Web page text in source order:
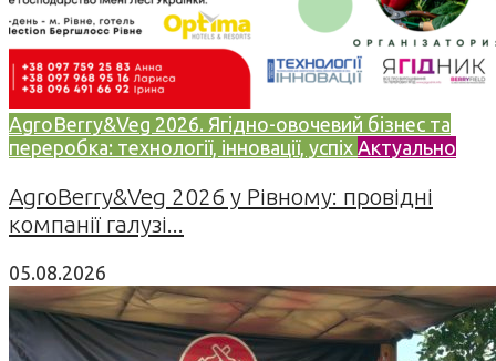
AgroBerry&Veg 2026. Ягідно-овочевий бізнес та
переробка: технології, інновації, успіх Актуально
AgroBerry&Veg 2026 у Рівному: провідні
компанії галузі...
05.08.2026